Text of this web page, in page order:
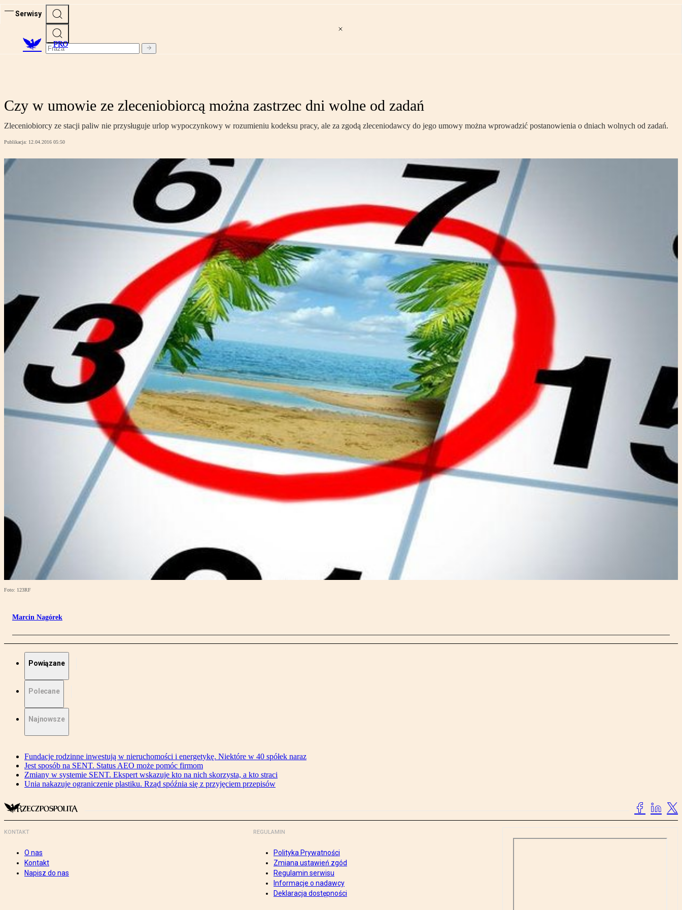
Serwisy
PRO
Czy w umowie ze zleceniobiorcą można zastrzec dni wolne od zadań
Zleceniobiorcy ze stacji paliw nie przysługuje urlop wypoczynkowy w rozumieniu kodeksu pracy, ale za zgodą zleceniodawcy do jego umowy można wprowadzić postanowienia o dniach wolnych od zadań.
Publikacja: 12.04.2016 05:50
Foto: 123RF
Marcin Nagórek
Powiązane
Polecane
Najnowsze
Fundacje rodzinne inwestują w nieruchomości i energetykę. Niektóre w 40 spółek naraz
Jest sposób na SENT. Status AEO może pomóc firmom
Zmiany w systemie SENT. Ekspert wskazuje kto na nich skorzysta, a kto straci
Unia nakazuje ograniczenie plastiku. Rząd spóźnia się z przyjęciem przepisów
KONTAKT
O nas
Kontakt
Napisz do nas
REGULAMIN
Polityka Prywatności
Zmiana ustawień zgód
Regulamin serwisu
Informacje o nadawcy
Deklaracja dostępności